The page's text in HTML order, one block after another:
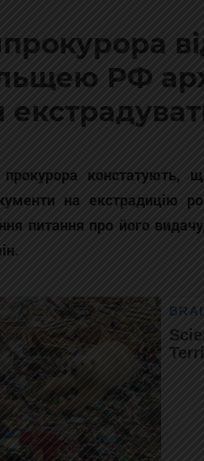
РФ
констатують,
на екстрадицію
питання про його